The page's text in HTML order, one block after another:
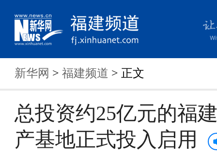
新华网 > 福建频道 > 正文
总投资约25亿元的福
产基地正式投入启用